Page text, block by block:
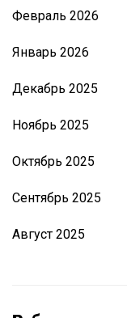
Февраль 2026
Январь 2026
Декабрь 2025
Ноябрь 2025
Октябрь 2025
Сентябрь 2025
Август 2025